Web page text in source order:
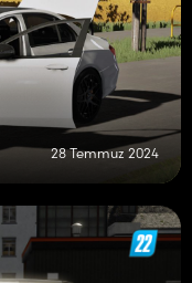
28 Temmuz 2024